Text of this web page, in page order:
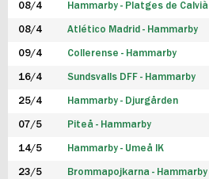
08/4 Hammarby - Platges de Calvià
08/4 Atlético Madrid - Hammarby
09/4 Collerense - Hammarby
16/4 Sundsvalls DFF - Hammarby
25/4 Hammarby - Djurgården
07/5 Piteå - Hammarby
14/5 Hammarby - Umeå IK
23/5 Brommapojkarna - Hammarby